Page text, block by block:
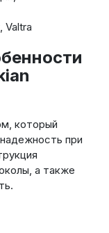
Valtra
который
при
а также